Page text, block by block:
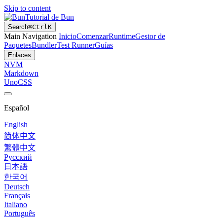
Skip to content
Tutorial de Bun
Search⌘CtrlK
Main Navigation InicioComenzarRuntimeGestor de
PaquetesBundlerTest RunnerGuías
Enlaces
NVM
Markdown
UnoCSS
Español
English
简体中文
繁體中文
Русский
日本語
한국어
Deutsch
Français
Italiano
Português